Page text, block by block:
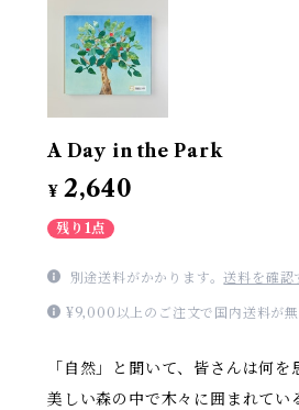
A Day in the Park
¥ 2,640
残り1点
別途送料がかかります。送料を確認
¥9,000以上のご注文で国内送料が無
「自然」と聞いて、皆さんは何を
美しい森の中で木々に囲まれてい